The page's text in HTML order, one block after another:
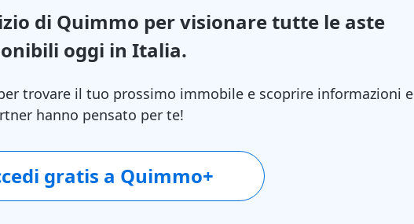
di Quimmo per visionare tutte le aste
oggi in Italia.
trovare il tuo prossimo immobile e scoprire informazioni e
hanno pensato per te!
gratis a Quimmo+